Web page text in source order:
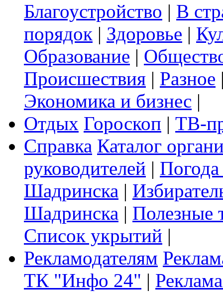
Благоустройство | В
порядок | Здоровье |
Образование |
Происшествия | Разное
Экономика и бизнес |
Отдых Гороскоп | ТВ-
Справка Каталог
руководителей |
Шадринска |
Шадринска | Полезные
Список укрытий |
Рекламодателям
ТК "Инфо 24" |